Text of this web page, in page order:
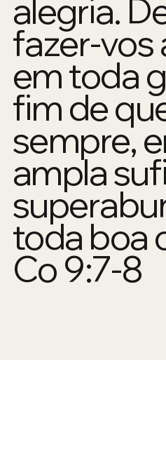
alegria.
fazer-vos
em toda
fim de
sempre,
ampla
toda boa
Co 9:7-8